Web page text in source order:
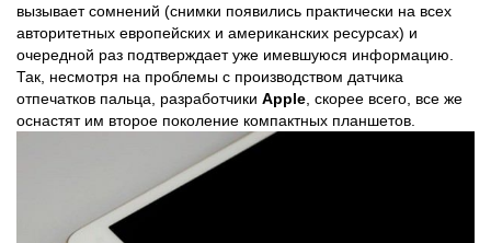
вызывает сомнений (снимки появились практически на всех
авторитетных европейских и американских ресурсах) и
очередной раз подтверждает уже имевшуюся информацию.
Так, несмотря на проблемы с производством датчика
отпечатков пальца, разработчики Apple , скорее всего, все же
оснастят им второе поколение компактных планшетов.